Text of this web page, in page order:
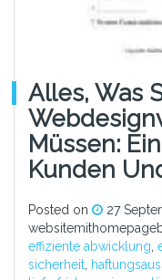
Alles, Was
Müssen:
Kunden
Posted on 27
effiziente abwicklung,
sicherheit,